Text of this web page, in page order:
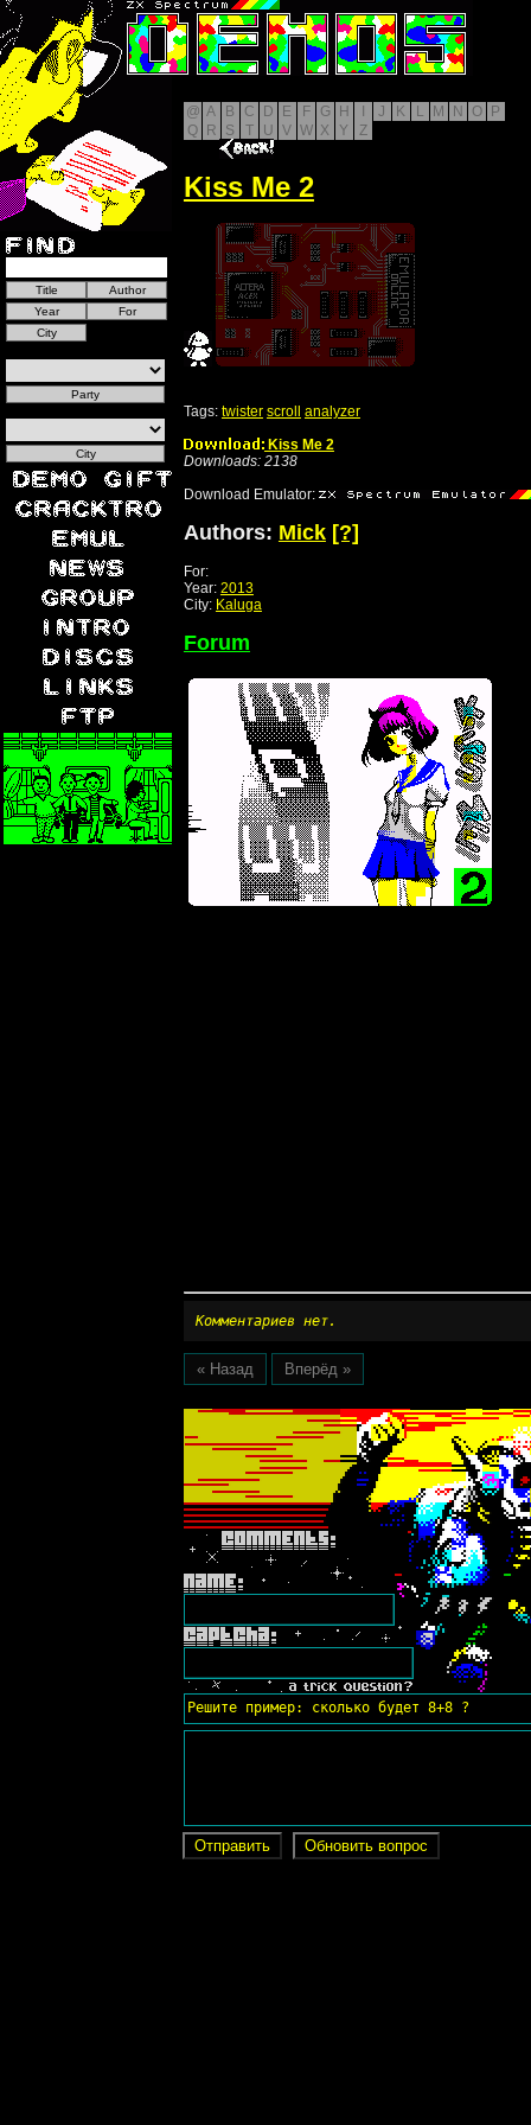
@ A B C D E F G H J K L M N O
P
Q
R S T U V W X Y Z
Kiss Me 2
Tags: twister scroll
analyzer
Kiss Me 2
Downloads: 2138
Download Emulator:
Authors: Mick [?]
For:
Year: 2013
City: Kaluga
Forum
Комментариев нет.
« Назад Вперёд »
Решите пример: сколько будет 8+8 ?
Обновить вопрос
Отправить